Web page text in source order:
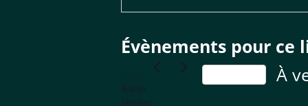
Évènements pour ce
À